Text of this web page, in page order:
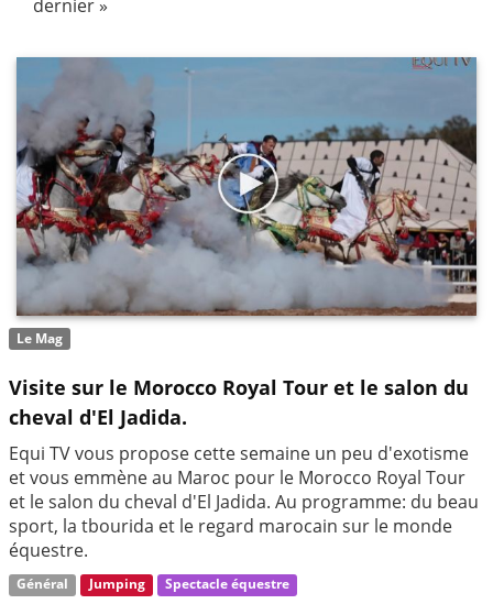
dernier »
Le Mag
Visite sur le Morocco Royal Tour et le salon du
cheval d'El Jadida.
Equi TV vous propose cette semaine un peu d'exotisme
et vous emmène au Maroc pour le Morocco Royal Tour
et le salon du cheval d'El Jadida. Au programme: du beau
sport, la tbourida et le regard marocain sur le monde
équestre.
Général Jumping Spectacle équestre